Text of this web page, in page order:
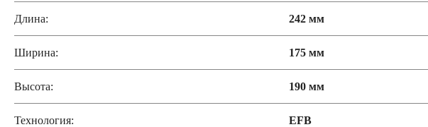
Длина: 242 мм
Ширина: 175 мм
Высота: 190 мм
Технология: EFB